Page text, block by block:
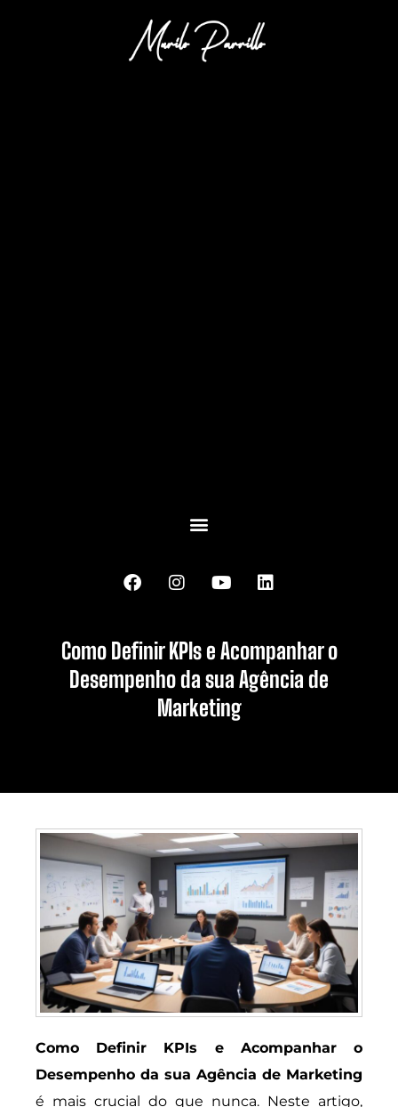
Como Definir KPIs e Acompanhar o
Desempenho da sua Agência de
Marketing
Como Definir KPIs e Acompanhar o
Desempenho da sua Agência de Marketing
é mais crucial do que nunca. Neste artigo,